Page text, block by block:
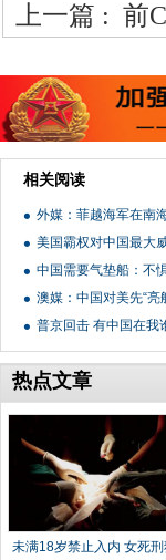
上一篇 : 前
相关阅读
外媒：菲越海军在南
美国霸权对中国最大
中国需要气垫船：不
澳媒：中国对美先“亮
普京回击 有中国在我
热点文章
未满18岁禁止入内 女死